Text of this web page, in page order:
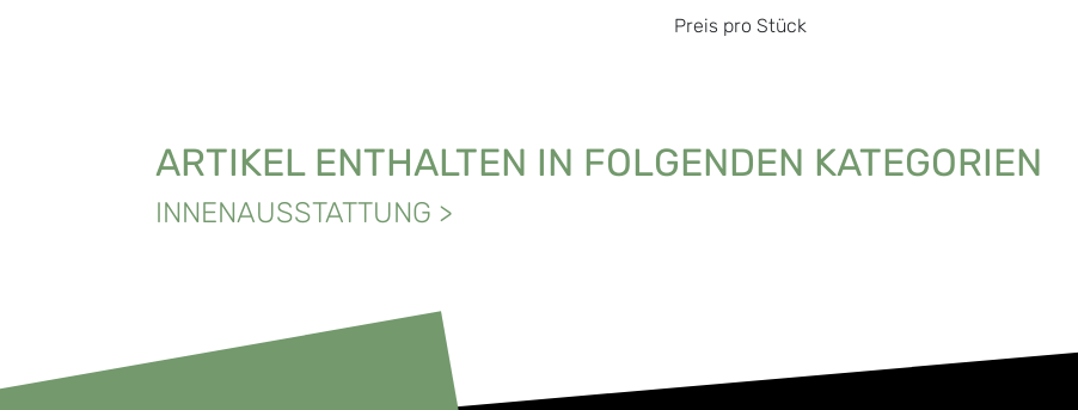
Preis pro Stück
ARTIKEL ENTHALTEN IN FOLGENDEN KATEGORIEN
INNENAUSSTATTUNG >